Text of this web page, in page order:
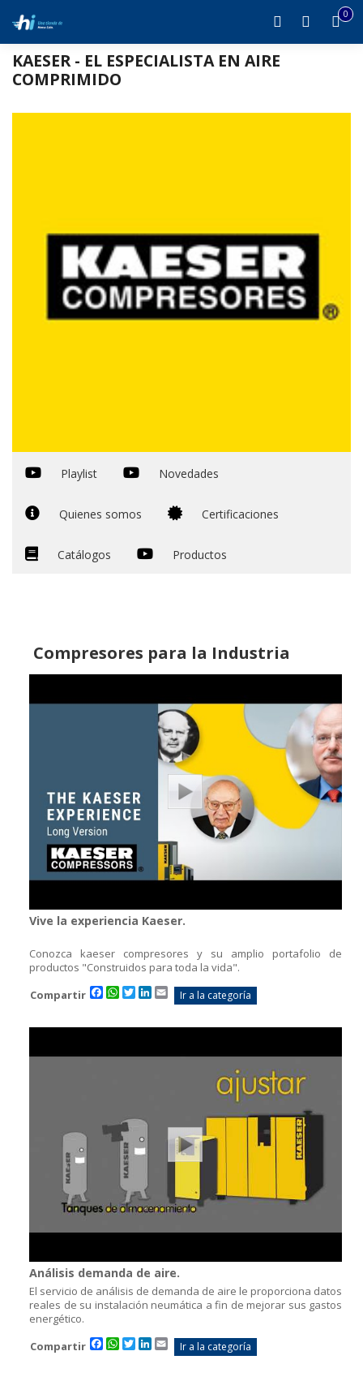
00
Inicio Marcas - Kaeser
KAESER - EL ESPECIALISTA EN AIRE
COMPRIMIDO
Playlist Novedades
Quienes somos Certificaciones
Catálogos Productos
Compresores para la Industria
Vive la experiencia Kaeser.
Conozca kaeser compresores y su amplio portafolio de
productos "Construidos para toda la vida".
Compartir
Facebook
WhatsApp
TwitterLinkedIn
Email
Ir a la categoría
Análisis demanda de aire.
El servicio de análisis de demanda de aire le proporciona datos
reales de su instalación neumática a fin de mejorar sus gastos
energético.
Compartir
Facebook
WhatsApp
TwitterLinkedIn
Email
Ir a la categoría